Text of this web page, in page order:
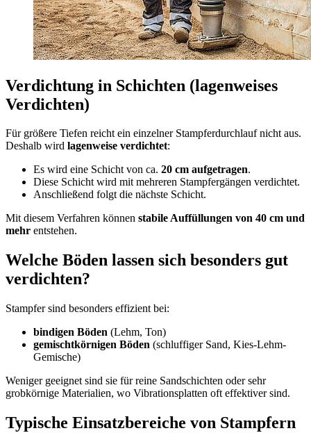
Verdichtung in Schichten (lagenweises
Verdichten)
Für größere Tiefen reicht ein einzelner Stampferdurchlauf nicht aus.
Deshalb wird lagenweise verdichtet:
Es wird eine Schicht von ca. 20 cm aufgetragen.
Diese Schicht wird mit mehreren Stampfergängen verdichtet.
Anschließend folgt die nächste Schicht.
Mit diesem Verfahren können stabile Auffüllungen von 40 cm und
mehr entstehen.
Welche Böden lassen sich besonders gut
verdichten?
Stampfer sind besonders effizient bei:
bindigen Böden (Lehm, Ton)
gemischtkörnigen Böden (schluffiger Sand, Kies-Lehm-
Gemische)
Weniger geeignet sind sie für reine Sandschichten oder sehr
grobkörnige Materialien, wo Vibrationsplatten oft effektiver sind.
Typische Einsatzbereiche von Stampfern